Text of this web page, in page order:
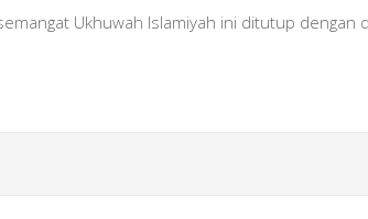
Ukhuwah Islamiyah ini ditutup